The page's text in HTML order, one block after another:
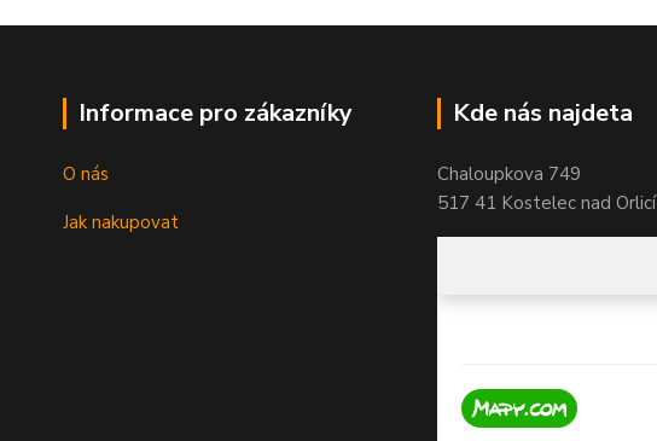
Informace pro zákazníky
O nás
Jak nakupovat
Kde nás najdeta
Chaloupkova 749
517 41 Kostelec nad Orlicí